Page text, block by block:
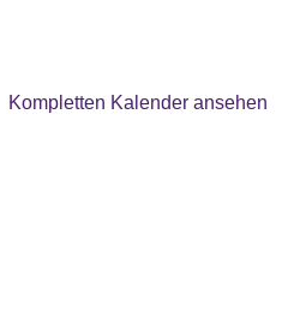
Kompletten Kalender ansehen